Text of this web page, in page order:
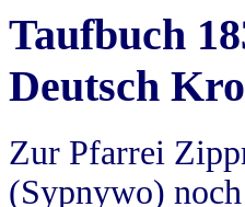
Taufbuch
Deutsch
Zur Pfarrei
(Sypnywo)